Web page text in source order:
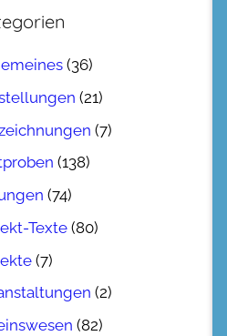
(36)
(21)
(7)
(138)
(74)
Texte (80)
(7)
(2)
(82)